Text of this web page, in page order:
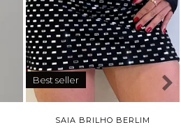
Best seller
SAIA BRILHO BERLIM